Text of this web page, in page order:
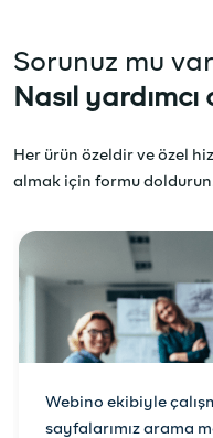
Sorunuz mu
Nasıl
Her ürün özeldir ve özel
almak için formu
Webino ekibiyle
sayfalarımız arama